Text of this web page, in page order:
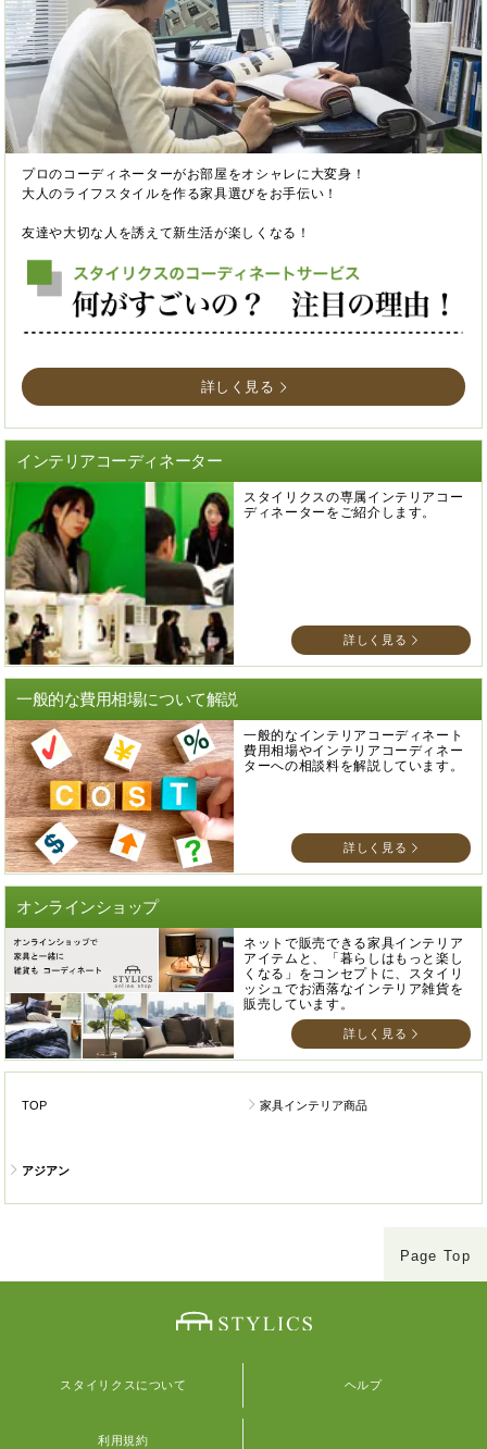
プロのコーディネーターがお部屋をオシャレに大変身！
大人のライフスタイルを作る家具選びをお手伝い！
友達や大切な人を誘えて新生活が楽しくなる！
詳しく見る
インテリアコーディネーター
スタイリクスの専属インテリアコー
ディネーターをご紹介します。
詳しく見る
一般的な費用相場について解説
一般的なインテリアコーディネート
費用相場やインテリアコーディネー
ターへの相談料を解説しています。
詳しく見る
オンラインショップ
ネットで販売できる家具インテリア
アイテムと、「暮らしはもっと楽し
くなる」をコンセプトに、スタイリ
ッシュでお洒落なインテリア雑貨を
販売しています。
詳しく見る
TOP 家具インテリア商品
アジアン
Page Top
スタイリクスについて ヘルプ
利用規約